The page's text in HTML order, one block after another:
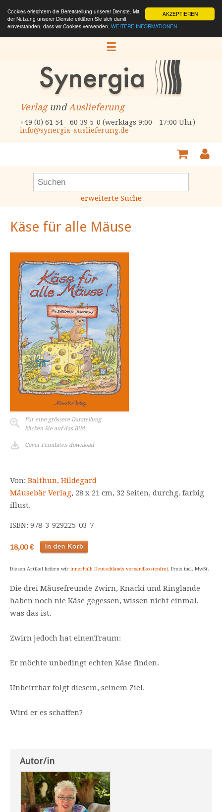
AKZEPTIEREN
Cookies erleichtern die Bereitstellung unserer Dienste. Mit
der Nutzung unserer Dienste erklären Sie sich damit
einverstanden, dass wir Cookies verwenden. WEITERE INFORMATIONEN
☰
VerlagundAuslieferung
+49 (0) 61 54 - 60 39 5-0 (werktags 9:00 - 17:00 Uhr)
info@synergia-auslieferung.de
erweiterte Suche
Käse für alle Mäuse
Für eine grössere Darstellung
klicken Sie auf das Bild.
Cover Feindaten download
Von: Balthun, Hildegard
Mäusebär Verlag, 28 x 21 cm, 32 Seiten, durchg. farbig
illust.
ISBN: 978-3-929225-03-7
18,00 €
Diesen Artikel liefern wir innerhalb Deutschlands versandkostenfrei. Preis incl. MwSt.
Die drei Mäusefreunde Zwirn, Knacki und Ringlande
haben noch nie Käse gegessen, wissen nicht einmal,
was das ist.
Zwirn jedoch hat einenTraum:
Er möchte unbedingt echten Käse finden.
Unbeirrbar folgt diesem, seinem Ziel.
Wird er es schaffen?
Autor/in